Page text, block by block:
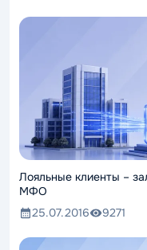
Лояльные клиенты –
МФО
25.07.2016
9271